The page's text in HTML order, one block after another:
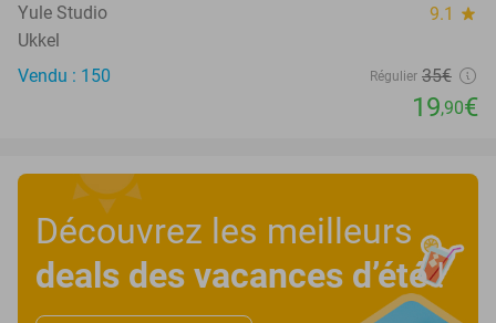
Yule Studio 9.1 star
Ukkel
Vendu : 150
Régulier 35€
19,90€
Découvrez les meilleurs
deals des vacances d’été!